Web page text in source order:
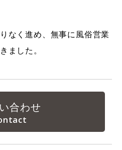
なく進め、無事に風俗営業
ました。
合わせ